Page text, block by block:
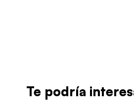
Te podría